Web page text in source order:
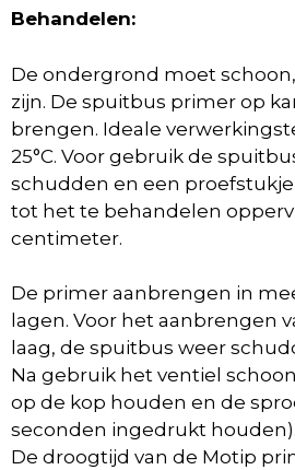
Behandelen:
De ondergrond moet
zijn. De spuitbus primer op
brengen. Ideale
25°C. Voor gebruik de
schudden en een
tot het te behandelen
centimeter.
De primer aanbrengen in
lagen. Voor het aanbrengen
laag, de spuitbus weer
Na gebruik het ventiel
op de kop houden en de
seconden ingedrukt houden).
De droogtijd van de Motip